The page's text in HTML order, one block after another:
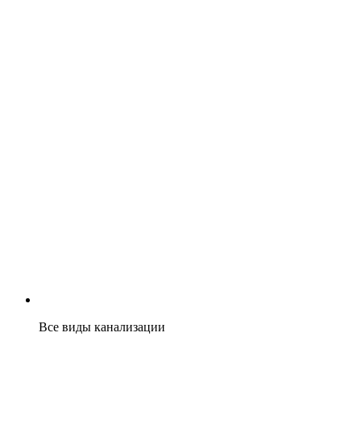
Все виды канализации